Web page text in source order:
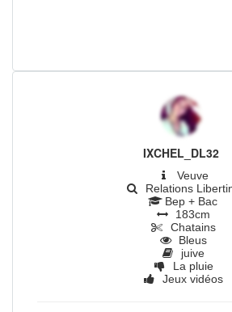
IXCHEL_DL32
Veuve
Relations
Bep + Bac
183cm
Chatains
Bleus
juive
La pluie
Jeux vidéos